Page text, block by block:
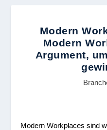
Modern
Modern
Argument,
Modern Workplaces sind